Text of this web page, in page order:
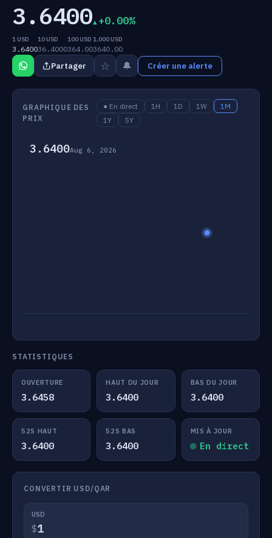
3.6400 +0.00%
1 USD
3.6400
10 USD
36.4000
100 USD
364.00
1,000 USD
3640.00
Partager ☆ 🔔 Créer une alerte
GRAPHIQUE DES
PRIX
● En direct 1H 1D 1W
1M
1Y
5Y
3.6400Aug 6, 2026
STATISTIQUES
OUVERTURE
3.6458
HAUT DU JOUR
3.6400
BAS DU JOUR
3.6400
52S HAUT
3.6400
52S BAS
3.6400
MIS À JOUR
En direct
CONVERTIR USD/QAR
USD
$